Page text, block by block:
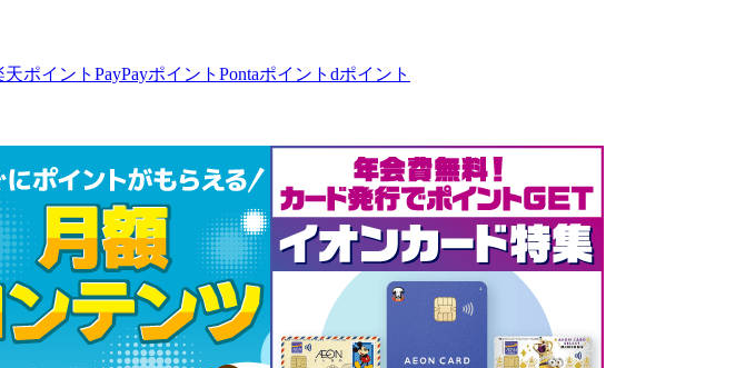
天ポイント PayPayポイント Pontaポイント dポイント